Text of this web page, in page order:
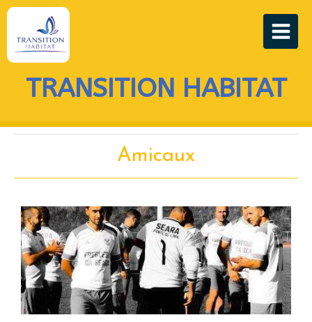
TRANSITION HABITAT
Amicaux